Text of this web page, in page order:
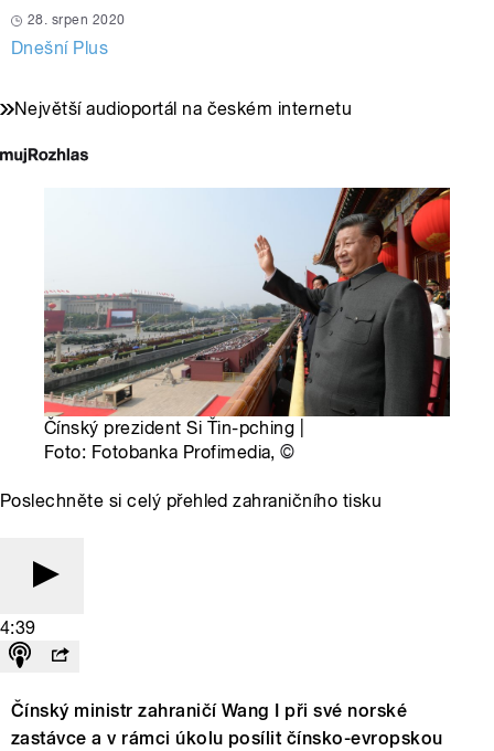
28. srpen 2020
Dnešní Plus
Největší audioportál na českém internetu
Čínský prezident Si Ťin-pching |
Foto: Fotobanka Profimedia,©
Poslechněte si celý přehled zahraničního tisku
4:39
Čínský ministr zahraničí Wang I při své norské
zastávce a v rámci úkolu posílit čínsko-evropskou